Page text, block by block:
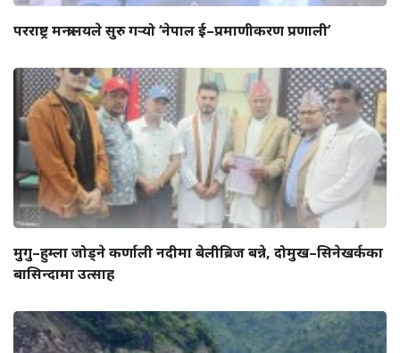
परराष्ट्र मन्त्रालयले सुरु गर्‍यो ‘नेपाल ई–प्रमाणीकरण प्रणाली’
मुगु–हुम्ला जोड्ने कर्णाली नदीमा बेलीब्रिज बन्ने, दोमुख–सिनेखर्कका
बासिन्दामा उत्साह